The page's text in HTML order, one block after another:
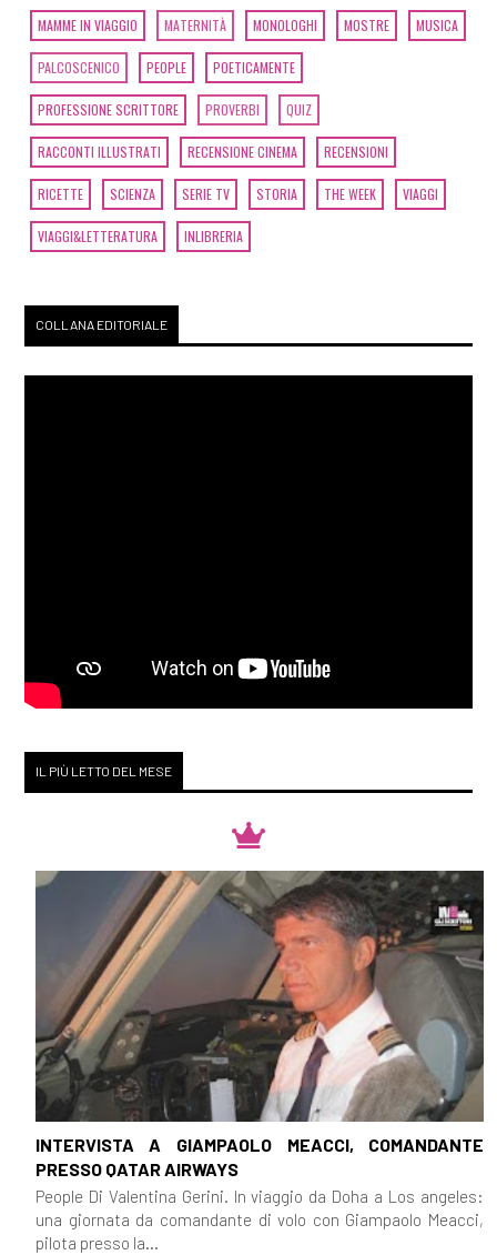
MAMME IN VIAGGIO MATERNITÀ MONOLOGHI MOSTRE MUSICA
PALCOSCENICO PEOPLE POETICAMENTE
PROFESSIONE SCRITTORE PROVERBI QUIZ
RACCONTI ILLUSTRATI RECENSIONE CINEMA RECENSIONI
RICETTE SCIENZA SERIE TV STORIA THE WEEK VIAGGI
VIAGGI&LETTERATURA INLIBRERIA
COLLANA EDITORIALE
IL PIÙ LETTO DEL MESE
INTERVISTA A GIAMPAOLO MEACCI, COMANDANTE
PRESSO QATAR AIRWAYS
People Di Valentina Gerini. In viaggio da Doha a Los angeles:
una giornata da comandante di volo con Giampaolo Meacci,
pilota presso la...